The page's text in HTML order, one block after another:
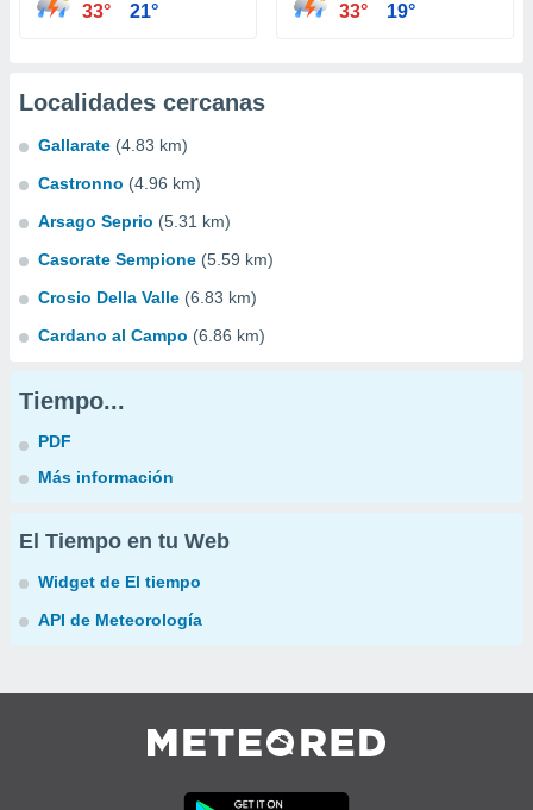
33° 21° 33° 19°
Localidades cercanas
Gallarate (4.83 km)
Castronno (4.96 km)
Arsago Seprio (5.31 km)
Casorate Sempione (5.59 km)
Crosio Della Valle (6.83 km)
Cardano al Campo (6.86 km)
Tiempo...
PDF
Más información
El Tiempo en tu Web
Widget de El tiempo
API de Meteorología